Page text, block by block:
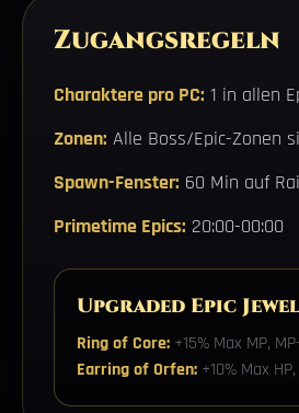
Zugangsregeln
Charaktere pro PC: 1 in allen
Zonen: Alle Boss/Epic-Zonen
Spawn-Fenster: 60 Min auf
Primetime Epics: 20:00-00:00
Upgraded Epic
Ring of Core: +15% Max MP,
Earring of Orfen: +10% Max